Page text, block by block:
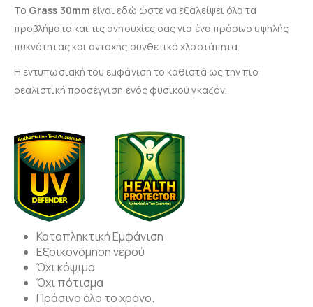
Το Grass 30mm είναι εδώ ώστε να εξαλείψει όλα τα
προβλήματα και τις ανησυχίες σας για ένα πράσινο υψηλής
πυκνότητας και αντοχής συνθετικό χλοοτάπητα.
Η εντυπωσιακή του εμφάνιση το καθιστά ως την πιο
ρεαλιστική προσέγγιση ενός φυσικού γκαζόν.
Καταπληκτική Εμφάνιση
Εξοικονόμηση νερού
Όχι κόψιμο
Όχι πότισμα
Πράσινο όλο το χρόνο.